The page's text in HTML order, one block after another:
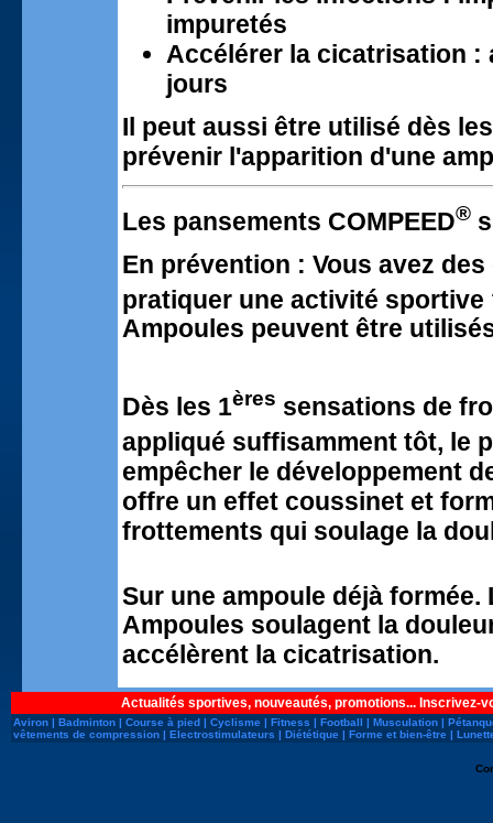
impuretés
Accélérer la cicatrisation :
jours
Il peut aussi être utilisé dès
prévenir l'apparition d'une
Les pansements COMPEED®
En prévention : Vous avez
pratiquer une activité sportive
Ampoules peuvent être
Dès les 1ères sensations de
appliqué suffisamment tôt, le
empêcher le développement
offre un effet coussinet et
frottements qui soulage la
Sur une ampoule déjà formée.
Ampoules soulagent la
accélèrent la cicatrisation.
Actualités sportives, nouveautés, promotions... Inscrivez-
Aviron | Badminton | Course à pied | Cyclisme | Fitness | Football | Musculation |
vêtements de compression | Electrostimulateurs | Diététique | Forme et bien-être |